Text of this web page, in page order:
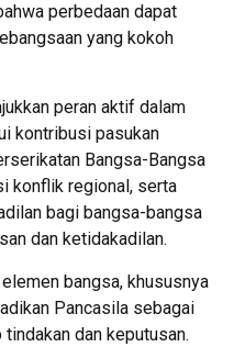
perbedaan dapat
yang kokoh
peran aktif dalam
kontribusi pasukan
Bangsa-Bangsa
konflik regional, serta
bagi bangsa-bangsa
dan ketidakadilan.
bangsa, khususnya
Pancasila sebagai
dan keputusan.